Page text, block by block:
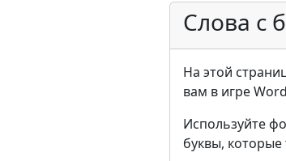
Слова с
На этой
вам в игре
Используйте
буквы,